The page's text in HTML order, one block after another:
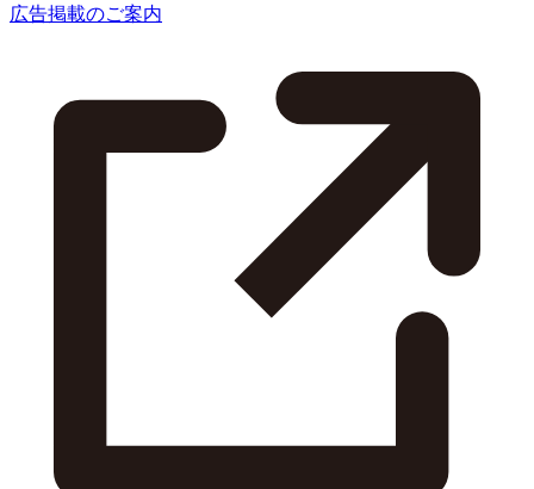
広告掲載のご案内